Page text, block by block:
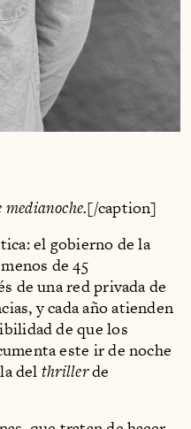
[/caption]
el gobierno de la
de 45
de una red privada de
y cada año atienden
de que los
este ir de noche
delthrillerde